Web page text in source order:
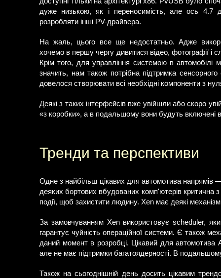
дуже низькою, як і переносимість, але ось 4.7
розробляти інші PV-драйвера.
На жаль, цього все ще недостатньо. Адже
хочемо в першу чергу дивитися відео, фотографії і
Крім того, для управління системою в
значить, нам також потрібна підтримка
довелося створювати всі необхідні компоненти з
Деякі з таких інтерфейсів вже увійшли або скоро
«з коробки», а в подальшому вони будуть включені
Тренди та перспективи
Одне з найбільш цікавих для автомотива напрямів
деяких бортових вбудованих комп'ютерів критична
події, щоб захистити людину. Xen має деякі
За замовчуванням Xen використовує scheduler,
гарантує чуйність операційної системи. Є також
даний момент в розробці. Цікавий для
але не має підтримки багатоядерності. В
Також на сьогоднішній день досить цікавим